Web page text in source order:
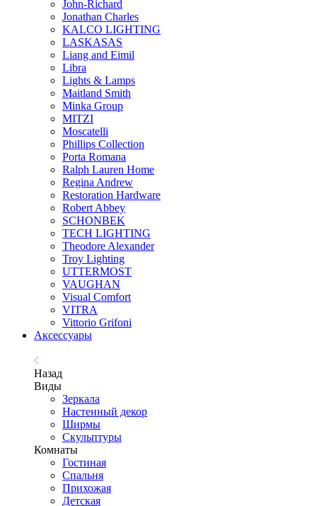
John-Richard
Jonathan Charles
KALCO LIGHTING
LASKASAS
Liang and Eimil
Libra
Lights & Lamps
Maitland Smith
Minka Group
MITZI
Moscatelli
Phillips Collection
Porta Romana
Ralph Lauren Home
Regina Andrew
Restoration Hardware
Robert Abbey
SCHONBEK
TECH LIGHTING
Theodore Alexander
Troy Lighting
UTTERMOST
VAUGHAN
Visual Comfort
VITRA
Vittorio Grifoni
Аксессуары
Назад
Виды
Зеркала
Настенный декор
Ширмы
Скульптуры
Комнаты
Гостиная
Спальня
Прихожая
Детская